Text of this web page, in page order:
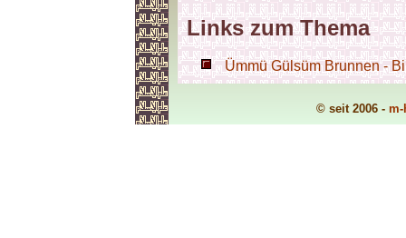
Links zum Thema
Ümmü Gülsüm Brunnen -
© seit 2006 - m-